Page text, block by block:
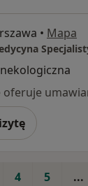
• Mapa
4 5 ...